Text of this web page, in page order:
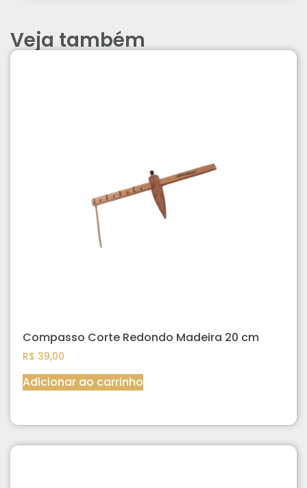
Veja também
Compasso Corte Redondo Madeira 20 cm
R$ 39,00
Adicionar ao carrinho